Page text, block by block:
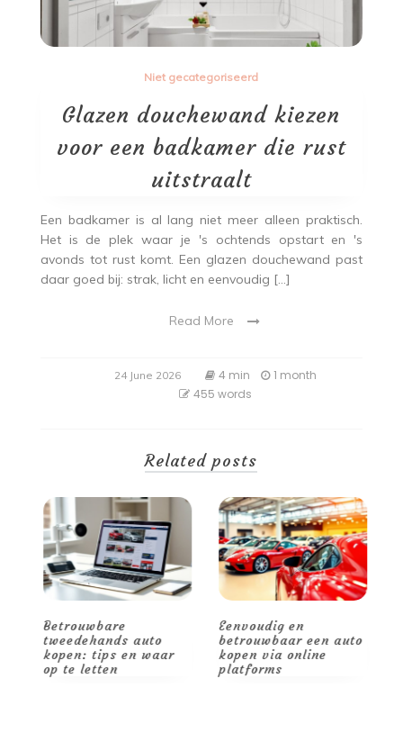
Niet gecategoriseerd
Glazen douchewand kiezen
voor een badkamer die rust
uitstraalt
Een badkamer is al lang niet meer alleen praktisch.
Het is de plek waar je 's ochtends opstart en 's
avonds tot rust komt. Een glazen douchewand past
daar goed bij: strak, licht en eenvoudig […]
Read More
24 June 2026 4 min
1 month
455 words
Related posts
Betrouwbare
tweedehands auto
kopen: tips en waar
op te letten
Eenvoudig en
betrouwbaar een auto
kopen via online
platforms